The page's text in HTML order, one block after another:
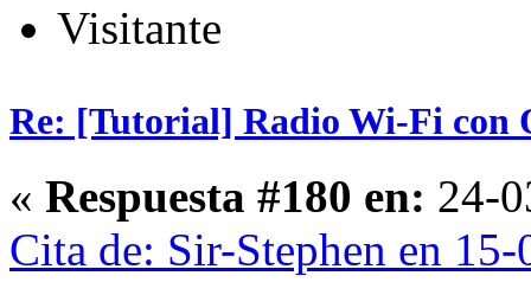
Visitante
Re: [Tutorial] Radio Wi-Fi con
« Respuesta #180 en: 24-
Cita de: Sir-Stephen en